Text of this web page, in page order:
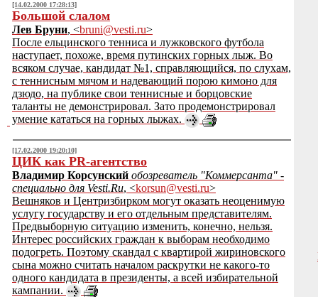
[14.02.2000 17:28:13]
Большой слалом
Лев Бруни, <bruni@vesti.ru>
После ельцинского тенниса и лужковского футбола
наступает, похоже, время путинских горных лыж. Во
всяком случае, кандидат №1, справляющийся, по слухам,
с теннисным мячом и надевающий порою кимоно для
дзюдо, на публике свои теннисные и борцовские
таланты не демонстрировал. Зато продемонстрировал
умение кататься на горных лыжах.
[17.02.2000 19:20:10]
ЦИК как PR-агентство
Владимир Корсунский обозреватель "Коммерсанта" -
специально для Vesti.Ru, <korsun@vesti.ru>
Вешняков и Центризбирком могут оказать неоценимую
услугу государству и его отдельным представителям.
Предвыборную ситуацию изменить, конечно, нельзя.
Интерес российских граждан к выборам необходимо
подогреть. Поэтому скандал с квартирой жириновского
сына можно считать началом раскрутки не какого-то
одного кандидата в президенты, а всей избирательной
кампании.